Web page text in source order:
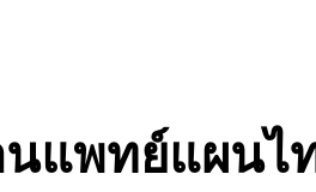
นแพทย์แผนไ